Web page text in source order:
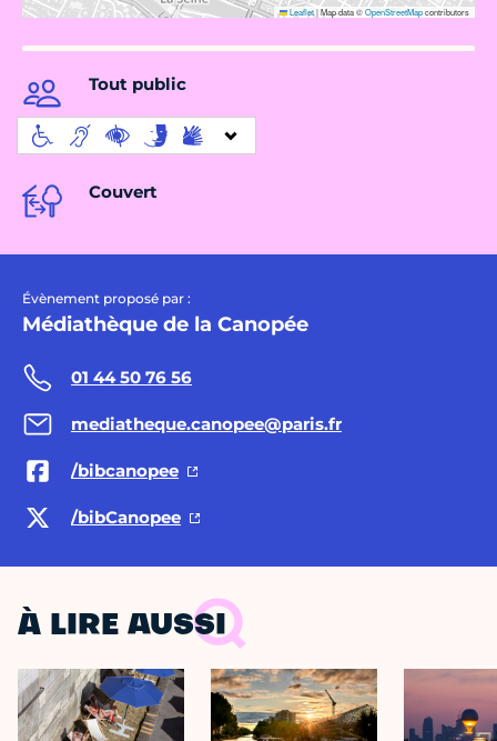
Leaflet|Map data ©OpenStreetMapcontributors
Tout public
Couvert
Évènement proposé par :
Médiathèque de la Canopée
01 44 50 76 56
mediatheque.canopee@paris.fr
/bibcanopee
/bibCanopee
À LIRE AUSSI